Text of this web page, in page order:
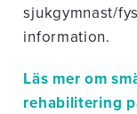
sjukgymnast/
information.
Läs mer om
rehabilitering